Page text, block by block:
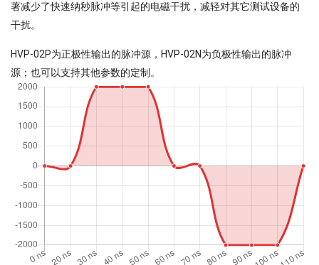
著减少了快速纳秒脉冲等引起的电磁干扰，减轻对其它测试设备的
干扰。
HVP-02P为正极性输出的脉冲源，HVP-02N为负极性输出的脉冲
源；也可以支持其他参数的定制。